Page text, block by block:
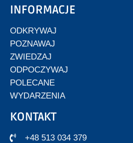
INFORMACJE
ODKRYWAJ
POZNAWAJ
ZWIEDZAJ
ODPOCZYWAJ
POLECANE
WYDARZENIA
KONTAKT
+48 513 034 379